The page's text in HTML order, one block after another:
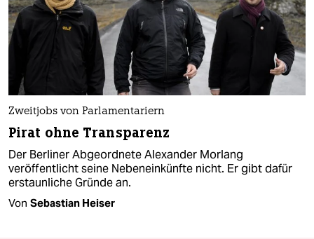
Zweitjobs von Parlamentariern
Pirat ohne Transparenz
Der Berliner Abgeordnete Alexander Morlang
veröffentlicht seine Nebeneinkünfte nicht. Er gibt dafür
erstaunliche Gründe an.
Von Sebastian Heiser